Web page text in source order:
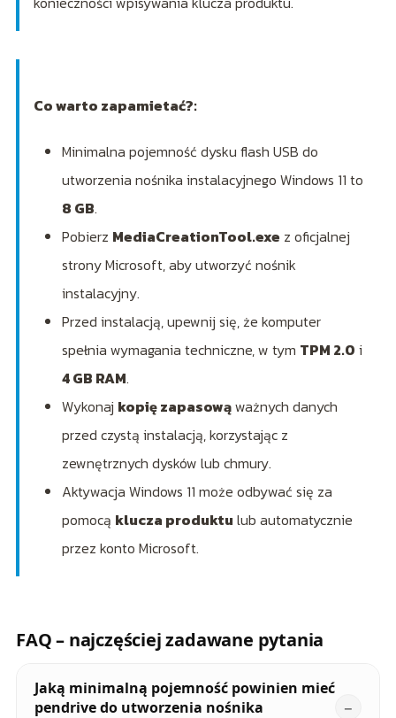
Co warto zapamietać?:
Minimalna pojemność dysku flash USB do
utworzenia nośnika instalacyjnego Windows 11 to
8 GB.
Pobierz MediaCreationTool.exe z oficjalnej
strony Microsoft, aby utworzyć nośnik
instalacyjny.
Przed instalacją, upewnij się, że komputer
spełnia wymagania techniczne, w tym TPM 2.0 i
4 GB RAM.
Wykonaj kopię zapasowąważnych danych
przed czystą instalacją, korzystając z
zewnętrznych dysków lub chmury.
Aktywacja Windows 11 może odbywać się za
pomocą klucza produktu lub automatycznie
przez konto Microsoft.
FAQ – najczęściej zadawane pytania
Jaką minimalną pojemność powinien mieć
pendrive do utworzenia nośnika